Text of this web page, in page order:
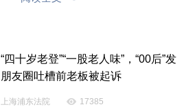
“四十岁老登”“一股老人味”，“00后”发
朋友圈吐槽前老板被起诉
上海浦东法院 17385